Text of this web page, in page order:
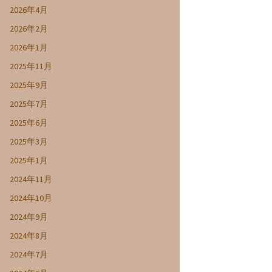
2026年4月
2026年2月
2026年1月
2025年11月
2025年9月
2025年7月
2025年6月
2025年3月
2025年1月
2024年11月
2024年10月
2024年9月
2024年8月
2024年7月